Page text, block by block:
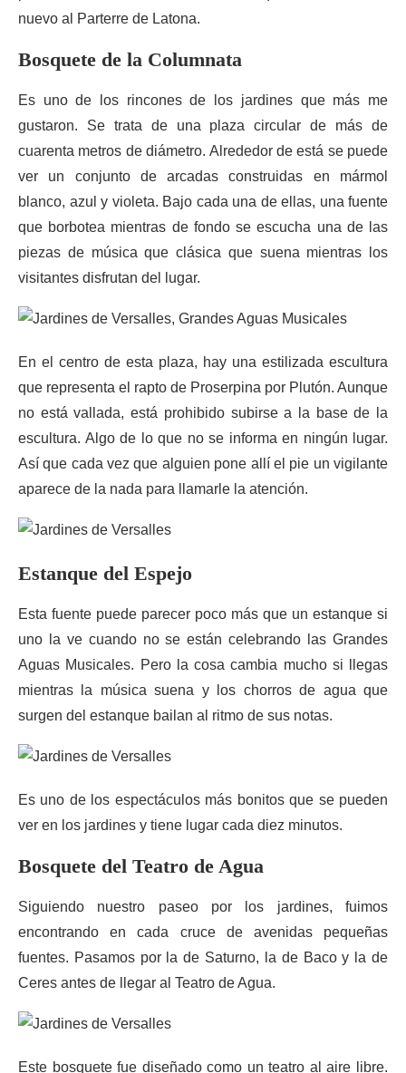
nuevo al Parterre de Latona.
Bosquete de la Columnata
Es uno de los rincones de los jardines que más me
gustaron. Se trata de una plaza circular de más de
cuarenta metros de diámetro. Alrededor de está se puede
ver un conjunto de arcadas construidas en mármol
blanco, azul y violeta. Bajo cada una de ellas, una fuente
que borbotea mientras de fondo se escucha una de las
piezas de música que clásica que suena mientras los
visitantes disfrutan del lugar.
En el centro de esta plaza, hay una estilizada escultura
que representa el rapto de Proserpina por Plutón. Aunque
no está vallada, está prohibido subirse a la base de la
escultura. Algo de lo que no se informa en ningún lugar.
Así que cada vez que alguien pone allí el pie un vigilante
aparece de la nada para llamarle la atención.
Estanque del Espejo
Esta fuente puede parecer poco más que un estanque si
uno la ve cuando no se están celebrando las Grandes
Aguas Musicales. Pero la cosa cambia mucho si llegas
mientras la música suena y los chorros de agua que
surgen del estanque bailan al ritmo de sus notas.
Es uno de los espectáculos más bonitos que se pueden
ver en los jardines y tiene lugar cada diez minutos.
Bosquete del Teatro de Agua
Siguiendo nuestro paseo por los jardines, fuimos
encontrando en cada cruce de avenidas pequeñas
fuentes. Pasamos por la de Saturno, la de Baco y la de
Ceres antes de llegar al Teatro de Agua.
Este bosquete fue diseñado como un teatro al aire libre.